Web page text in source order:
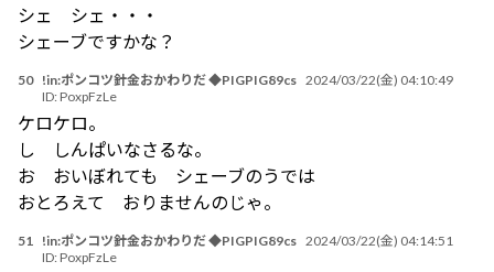
シェ シェ・・・
シェーブですかな？
50 !in:ポンコツ針金おかわりだ ◆PIGPIG89cs 2024/03/22(金) 04:10:49
ID: PoxpFzLe
ケロケロ。
し しんぱいなさるな。
お おいぼれても シェーブのうでは
おとろえて おりませんのじゃ。
51 !in:ポンコツ針金おかわりだ ◆PIGPIG89cs 2024/03/22(金) 04:14:51
ID: PoxpFzLe